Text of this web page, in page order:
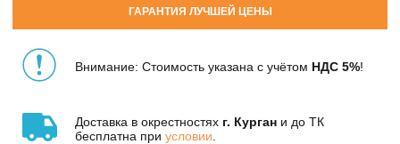
ГАРАНТИЯ ЛУЧШЕЙ ЦЕНЫ
Внимание: Стоимость указана с учётом НДС 5%!
Доставка в окрестностях г. Курган и до ТК
бесплатна при условии